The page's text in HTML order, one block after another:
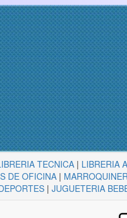
TECNICA | LIBRERIA
DE OFICINA|
| JUGUETERIA